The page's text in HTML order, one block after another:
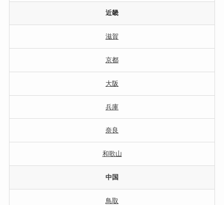
近畿
滋賀
京都
大阪
兵庫
奈良
和歌山
中国
鳥取